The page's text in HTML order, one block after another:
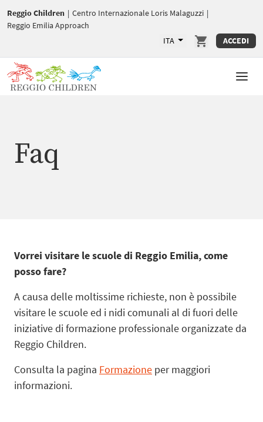
Reggio Children | Centro Internazionale Loris Malaguzzi |
Reggio Emilia Approach
ITA
ACCEDI
Faq
Vorrei visitare le scuole di Reggio Emilia, come
posso fare?
A causa delle moltissime richieste, non è possibile
visitare le scuole ed i nidi comunali al di fuori delle
iniziative di formazione professionale organizzate da
Reggio Children.
Consulta la pagina Formazione per maggiori
informazioni.